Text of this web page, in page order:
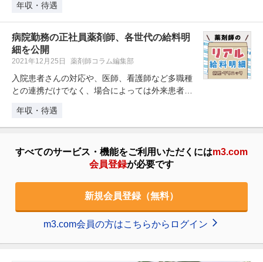
年収・待遇
病院勤務の正社員薬剤師、各世代の給料明
細を公開
2021年12月25日 薬剤師コラム編集部
入院患者さんの対応や、医師、看護師など多職種
との連携だけでなく、場合によっては外来患者さ
年収・待遇
すべてのサービス・機能をご利用いただくにはm3.com
会員登録が必要です
新規会員登録（無料）
m3.com会員の方はこちらからログイン